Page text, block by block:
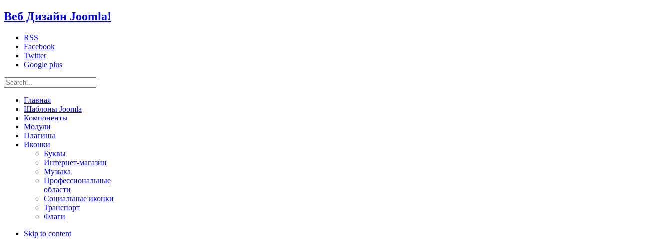
Веб Дизайн Joomla!
RSS
Facebook
Twitter
Google plus
Главная
Шаблоны Joomla
Компоненты
Модули
Плагины
Иконки
Буквы
Интернет-магазин
Музыка
Профессиональные
области
Социальные иконки
Транспорт
Флаги
Skip to content